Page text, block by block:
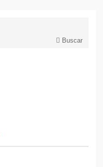
Buscar